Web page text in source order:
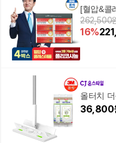
[혈압&콜
262,500
16%
올터치
36,800